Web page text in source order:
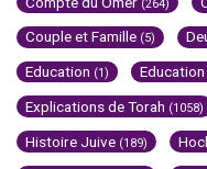
(264)
Couple et Famille (5)
Education (1) Education
Explications de Torah (1058)
Histoire Juive (189)